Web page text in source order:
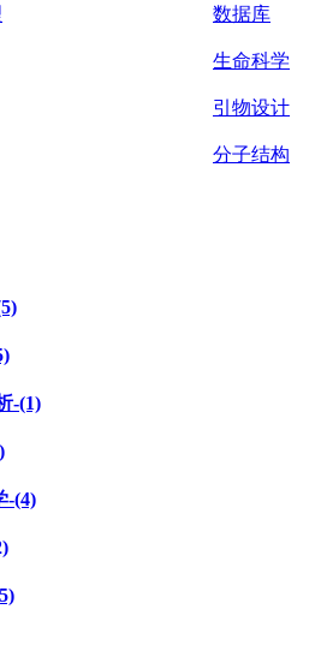
数据库
生命科学
引物设计
分子结构
-(1)
-(4)